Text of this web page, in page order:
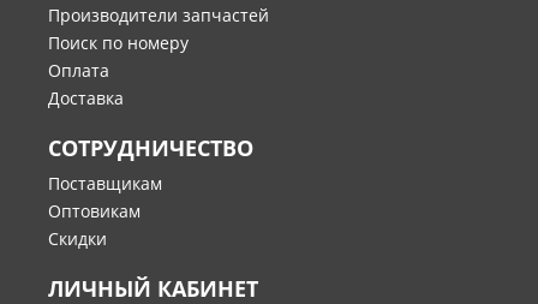
Производители запчастей
Поиск по номеру
Оплата
Доставка
СОТРУДНИЧЕСТВО
Поставщикам
Оптовикам
Скидки
ЛИЧНЫЙ КАБИНЕТ